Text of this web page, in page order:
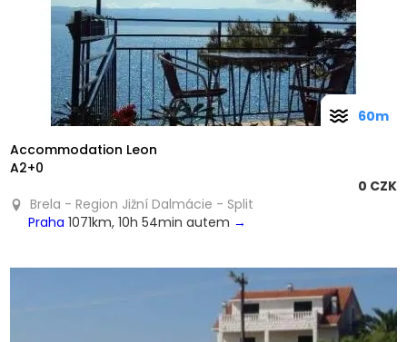
Accommodation Leon
A2+0
0 CZK
Brela - Region Jižní Dalmácie - Split
Praha 1071km, 10h 54min autem →
60m